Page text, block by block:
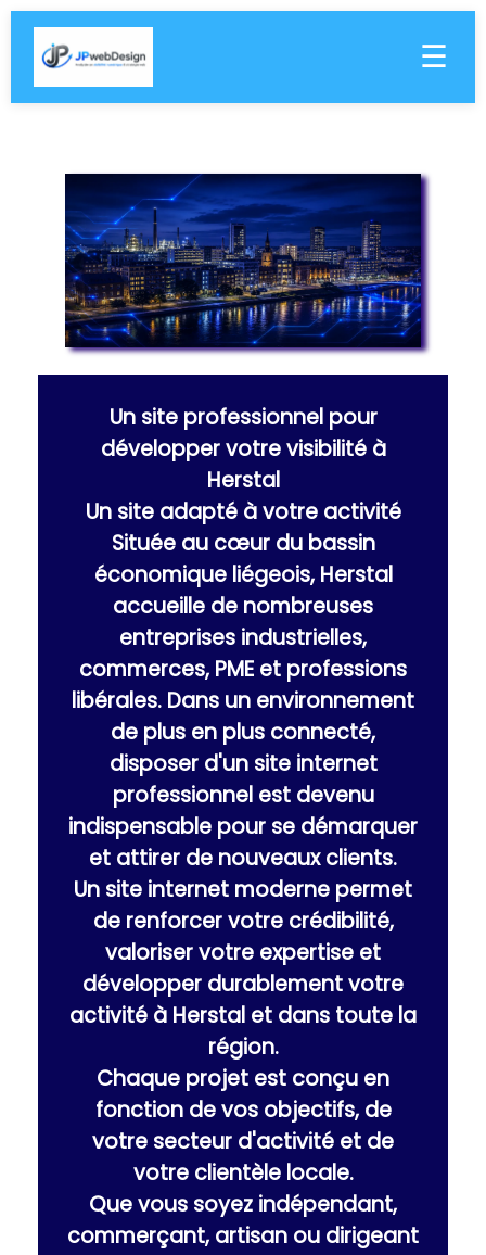
☰
Un site professionnel pour
développer votre visibilité à
Herstal
Un site adapté à votre activité
Située au cœur du bassin
économique liégeois, Herstal
accueille de nombreuses
entreprises industrielles,
commerces, PME et professions
libérales. Dans un environnement
de plus en plus connecté,
disposer d'un site internet
professionnel est devenu
indispensable pour se démarquer
et attirer de nouveaux clients.
Un site internet moderne permet
de renforcer votre crédibilité,
valoriser votre expertise et
développer durablement votre
activité à Herstal et dans toute la
région.
Chaque projet est conçu en
fonction de vos objectifs, de
votre secteur d'activité et de
votre clientèle locale.
Que vous soyez indépendant,
commerçant, artisan ou dirigeant